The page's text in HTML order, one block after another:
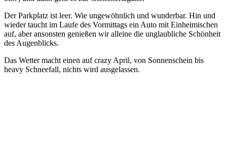
Der Parkplatz ist leer. Wie ungewöhnlich und wunderbar. Hin und
wieder taucht im Laufe des Vormittags ein Auto mit Einheimischen
auf, aber ansonsten genießen wir alleine die unglaubliche Schönheit
des Augenblicks.
Das Wetter macht einen auf crazy April, von Sonnenschein bis
heavy Schneefall, nichts wird ausgelassen.